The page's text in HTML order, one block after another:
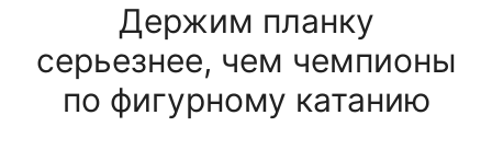
Держим планку
серьезнее, чем чемпионы
по фигурному катанию